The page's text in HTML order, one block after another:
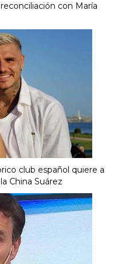
con María
club español quiere a
China Suárez